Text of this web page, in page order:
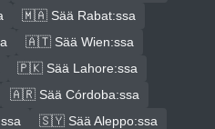
🇲🇦 Sää Rabat:ssa
🇦🇹 Sää Wien:ssa
🇵🇰 Sää Lahore:ssa
🇦🇷 Sää Córdoba:ssa
🇸🇾 Sää Aleppo:ssa